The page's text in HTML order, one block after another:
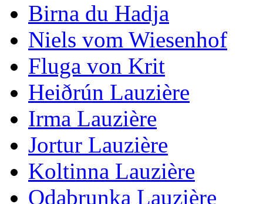
Birna du Hadja
Niels vom Wiesenhof
Fluga von Krit
Heiðrún Lauzière
Irma Lauzière
Jortur Lauzière
Koltinna Lauzière
Odabrunka Lauzière